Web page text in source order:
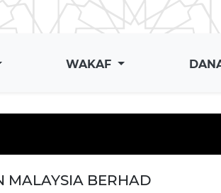
WAKAF
MALAYSIA BERHAD